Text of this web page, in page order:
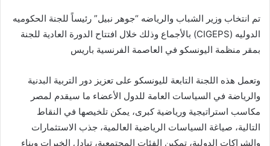
تم انتخاب وزير الشباب والرياضه “جوهر نبيل” رئيساً للجنة الحكوميه
الدوليه (CIGEPS) بالأجماع وذلك خلال افتتاح الدورة العادية للجنة
بمقر منظمة اليونسكو في العاصمة الفرنسية باريس
وتعمل هذه اللجنة التابعة لليونسكو على تعزيز دور التربية البدنية
والرياضة في السياسات العامة للدول الأعضاء ما سيقدم لمصر
مكاسب استراتيجية ورياضية كبرى، يمكن تلخيصها في النقاط
التالية، صياغة السياسات الرياضية العالمية، جذب الاستثمارات
والشراكات الدولية، تمكين الفئات المجتمعية، تبادل الخبرات وبناء